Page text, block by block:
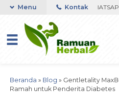
RESPON ORDER VIA WHATSAPP.
Menu Kontak
Beranda » Blog » Gentletality
Ramah untuk Penderita Diabetes